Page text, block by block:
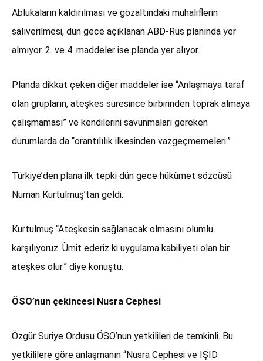
Ablukaların kaldırılması ve gözaltındaki muhaliflerin
salıverilmesi, dün gece açıklanan ABD-Rus planında yer
almıyor. 2. ve 4. maddeler ise planda yer alıyor.
Planda dikkat çeken diğer maddeler ise “Anlaşmaya taraf
olan grupların, ateşkes süresince birbirinden toprak almaya
çalışmaması” ve kendilerini savunmaları gereken
durumlarda da “orantılılık ilkesinden vazgeçmemeleri.”
Türkiye’den plana ilk tepki dün gece hükümet sözcüsü
Numan Kurtulmuş’tan geldi.
Kurtulmuş “Ateşkesin sağlanacak olmasını olumlu
karşılıyoruz. Ümit ederiz ki uygulama kabiliyeti olan bir
ateşkes olur.” diye konuştu.
ÖSO’nun çekincesi Nusra Cephesi
Özgür Suriye Ordusu ÖSO’nun yetkilileri de temkinli. Bu
yetkililere göre anlaşmanın “Nusra Cephesi ve IŞİD